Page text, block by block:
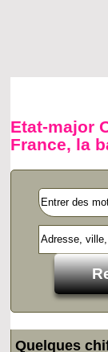
Etat-major
France, la
Quelques